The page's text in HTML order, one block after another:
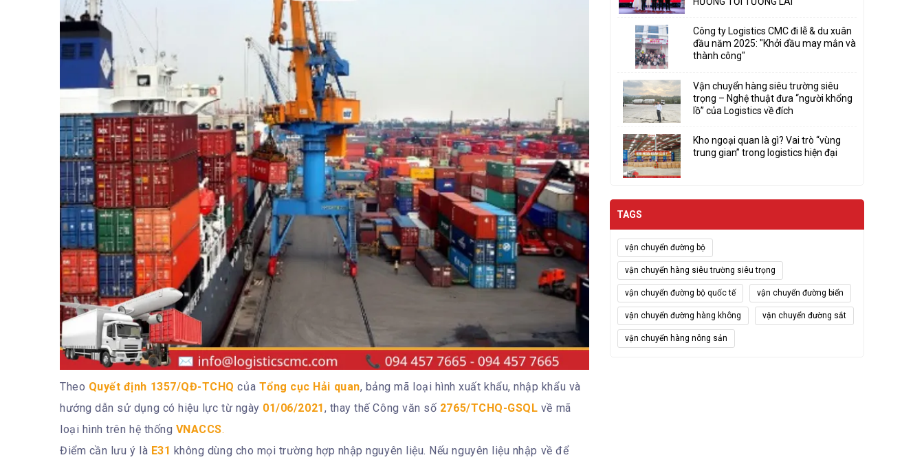
Theo Quyết định 1357/QĐ-TCHQ của Tổng cục Hải quan, bảng mã loại hình xuất khẩu, nhập khẩu và
hướng dẫn sử dụng có hiệu lực từ ngày 01/06/2021, thay thế Công văn số 2765/TCHQ-GSQL về mã
loại hình trên hệ thống VNACCS.
Điểm cần lưu ý là E31 không dùng cho mọi trường hợp nhập nguyên liệu. Nếu nguyên liệu nhập về để
Công ty Logistics CMC đi lễ & du xuân
đầu năm 2025: "Khởi đầu may mắn và
thành công"
Vận chuyển hàng siêu trường siêu
trọng – Nghệ thuật đưa “người khổng
lồ” của Logistics về đích
Kho ngoại quan là gì? Vai trò “vùng
trung gian” trong logistics hiện đại
TAGS
vận chuyển đường bộ
vận chuyển hàng siêu trường siêu trọng
vận chuyển đường bộ quốc tế vận chuyển đường biển
vận chuyển đường hàng không vận chuyển đường sắt
vận chuyển hàng nông sản